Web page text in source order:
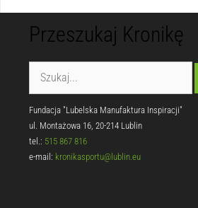
Przeszukaj Kronikę
Fundacja "Lubelska Manufaktura Inspiracji"
ul. Montażowa 16, 20-214 Lublin
tel.: 515 867 816
e-mail: kronikasportu@lublin.eu